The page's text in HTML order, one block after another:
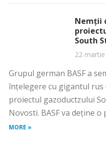
Nemții
South
22 martie
Grupul german BASF a
înţelegere cu gigantul
proiectul gazoductzului
Novosti. BASF va deţine o
MORE »